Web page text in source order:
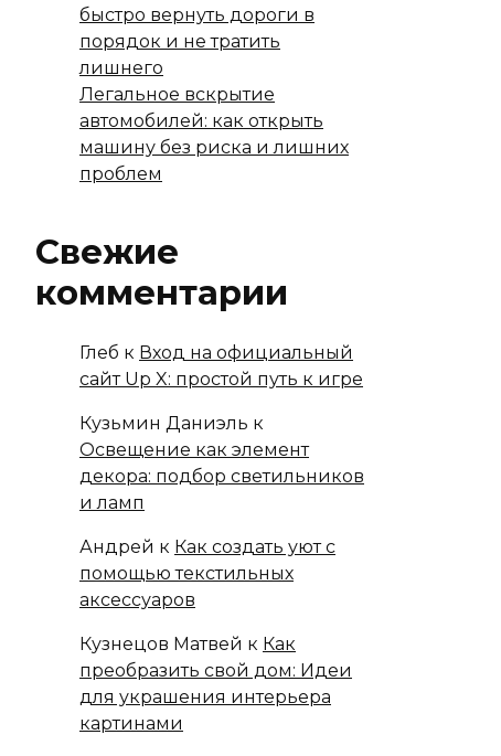
быстро вернуть дороги в
порядок и не тратить
лишнего
Легальное вскрытие
автомобилей: как открыть
машину без риска и лишних
проблем
Свежие
комментарии
Глеб к Вход на официальный
сайт Up X: простой путь к игре
Кузьмин Даниэль к
Освещение как элемент
декора: подбор светильников
и ламп
Андрей к Как создать уют с
помощью текстильных
аксессуаров
Кузнецов Матвей к Как
преобразить свой дом: Идеи
для украшения интерьера
картинами